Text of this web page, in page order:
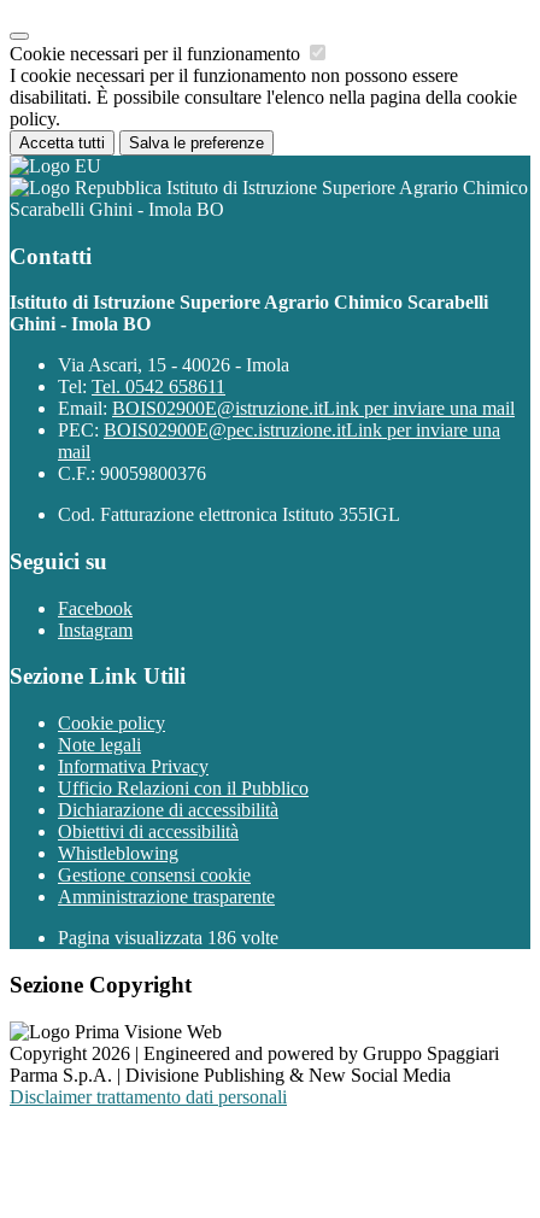
Cookie necessari per il funzionamento
I cookie necessari per il funzionamento non possono essere
disabilitati. È possibile consultare l'elenco nella pagina della cookie
policy.
Accetta tutti Salva le preferenze
Istituto di Istruzione Superiore Agrario Chimico
Scarabelli Ghini - Imola BO
Contatti
Istituto di Istruzione Superiore Agrario Chimico Scarabelli
Ghini - Imola BO
Via Ascari, 15 - 40026 - Imola
Tel: Tel. 0542 658611
Email: BOIS02900E@istruzione.itLink per inviare una mail
PEC: BOIS02900E@pec.istruzione.itLink per inviare una
mail
C.F.: 90059800376
Cod. Fatturazione elettronica Istituto 355IGL
Seguici su
Facebook
Instagram
Sezione Link Utili
Cookie policy
Note legali
Informativa Privacy
Ufficio Relazioni con il Pubblico
Dichiarazione di accessibilità
Obiettivi di accessibilità
Whistleblowing
Gestione consensi cookie
Amministrazione trasparente
Pagina visualizzata 186 volte
Sezione Copyright
Copyright 2026 | Engineered and powered by Gruppo Spaggiari
Parma S.p.A. | Divisione Publishing & New Social Media
Disclaimer trattamento dati personali